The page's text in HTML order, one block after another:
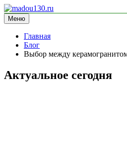
Перейти
к
содержимому
madou130.ru
информационный сайт
Меню
Главная
Блог
Выбор между
Актуальное сегодня